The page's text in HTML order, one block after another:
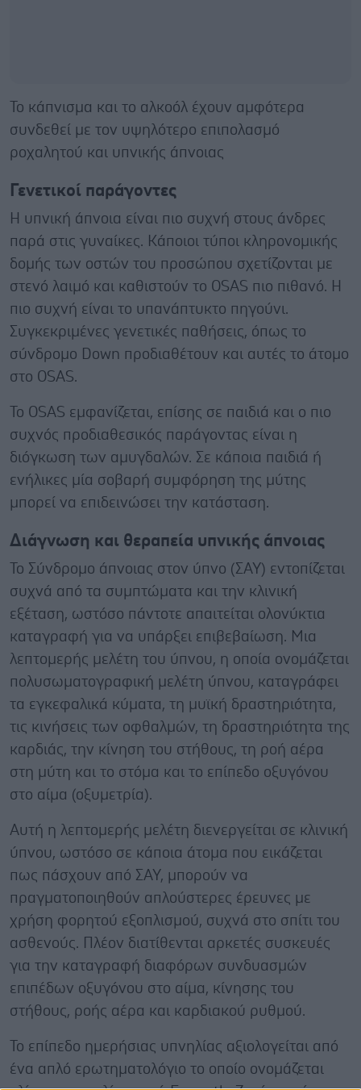
Το κάπνισμα και το αλκοόλ έχουν αμφότερα
συνδεθεί με τον υψηλότερο επιπολασμό
ροχαλητού και υπνικής άπνοιας
Γενετικοί παράγοντες
Η υπνική άπνοια είναι πιο συχνή στους άνδρες
παρά στις γυναίκες. Κάποιοι τύποι κληρονομικής
δομής των οστών του προσώπου σχετίζονται με
στενό λαιμό και καθιστούν το OSAS πιο πιθανό. Η
πιο συχνή είναι το υπανάπτυκτο πηγούνι.
Συγκεκριμένες γενετικές παθήσεις, όπως το
σύνδρομο Down προδιαθέτουν και αυτές το άτομο
στο OSAS.
Το OSAS εμφανίζεται, επίσης σε παιδιά και ο πιο
συχνός προδιαθεσικός παράγοντας είναι η
διόγκωση των αμυγδαλών. Σε κάποια παιδιά ή
ενήλικες μία σοβαρή συμφόρηση της μύτης
μπορεί να επιδεινώσει την κατάσταση.
Διάγνωση και θεραπεία υπνικής άπνοιας
Το Σύνδρομο άπνοιας στον ύπνο (ΣΑΥ) εντοπίζεται
συχνά από τα συμπτώματα και την κλινική
εξέταση, ωστόσο πάντοτε απαιτείται ολονύκτια
καταγραφή για να υπάρξει επιβεβαίωση. Μια
λεπτομερής μελέτη του ύπνου, η οποία ονομάζεται
πολυσωματογραφική μελέτη ύπνου, καταγράφει
τα εγκεφαλικά κύματα, τη μυϊκή δραστηριότητα,
τις κινήσεις των οφθαλμών, τη δραστηριότητα της
καρδιάς, την κίνηση του στήθους, τη ροή αέρα
στη μύτη και το στόμα και το επίπεδο οξυγόνου
στο αίμα (οξυμετρία).
Αυτή η λεπτομερής μελέτη διενεργείται σε κλινική
ύπνου, ωστόσο σε κάποια άτομα που εικάζεται
πως πάσχουν από ΣΑΥ, μπορούν να
πραγματοποιηθούν απλούστερες έρευνες με
χρήση φορητού εξοπλισμού, συχνά στο σπίτι του
ασθενούς. Πλέον διατίθενται αρκετές συσκευές
για την καταγραφή διαφόρων συνδυασμών
επιπέδων οξυγόνου στο αίμα, κίνησης του
στήθους, ροής αέρα και καρδιακού ρυθμού.
Το επίπεδο ημερήσιας υπνηλίας αξιολογείται από
ένα απλό ερωτηματολόγιο το οποίο ονομάζεται